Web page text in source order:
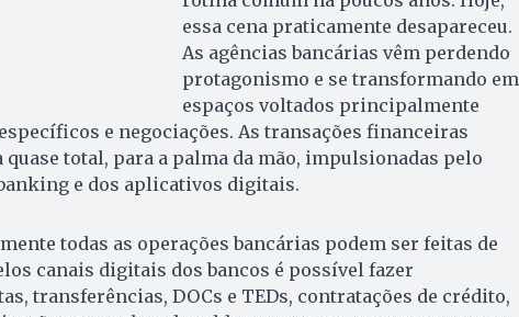
essa cena praticamente desapareceu.
As agências bancárias vêm perdendo
protagonismo e se transformando em
espaços voltados principalmente
e negociações. As transações financeiras
total, para a palma da mão, impulsionadas pelo
e dos aplicativos digitais.
todas as operações bancárias podem ser feitas de
canais digitais dos bancos é possível fazer
transferências, DOCs e TEDs, contratações de crédito,